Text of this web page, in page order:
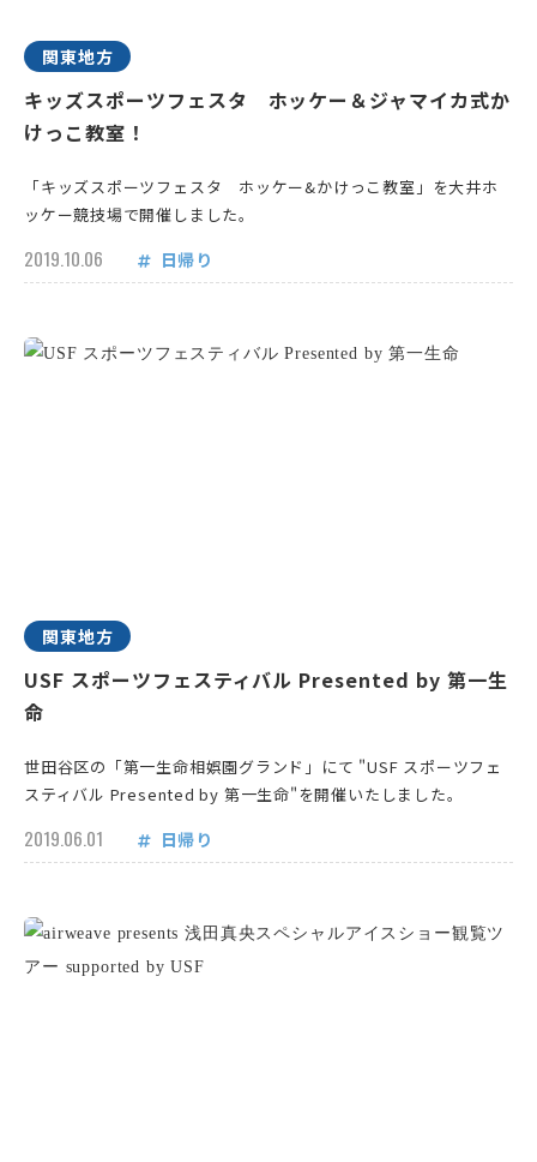
関東地方
キッズスポーツフェスタ ホッケー＆ジャマイカ式か
けっこ教室！
「キッズスポーツフェスタ ホッケー&かけっこ教室」を大井ホ
ッケー競技場で開催しました。
2019.10.06 日帰り
関東地方
USF スポーツフェスティバル Presented by 第一生
命
世田谷区の「第一生命相娯園グランド」にて "USF スポーツフェ
スティバル Presented by 第一生命"を開催いたしました。
2019.06.01 日帰り